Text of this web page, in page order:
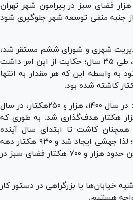
با اشاره به مصوبه سال ۶۵ ادامه داد: بنا بر این مصوبه، باید ۵ هزار فضای سبز در پیرامون شهر تهران
جنبه منفی توسعه شهر جلوگیری شود
قریب به ۴۴ هزار هکتار فضای سبز تا سال ۱۴۰۰ که مدیریت شهری و شورای ششم مستقر شد،
پرداخت و گفت: این میزان فضای سبز از ابتدای سال ۶۵ تا سال ۱۴۰۰، طی ۳۵ سال؛ حکایت از این امر داشت
در دهه نود به واسطه این که هر مقدار به انتها
وی با اشاره اولویت قرار دادن توسعه فضای سبز از سال ۱۴۰۰ بیان کرد: در سال ۱۴۰۰، هزار و ۲۵۰‌هکتار، در سال
هزار و ۵۰۰ هکتار، سال گذشته ۲ هزار هکتار و امسال نیز ۳ هزار هکتار هدف‌گذاری شد. به طوری که
سبز افتتاح شد. همچنان کاشت تا ابتدای سال آینده
ادامه‌خواهد داشت و عملا ۳ هزار هکتار نیز امسال کاشته خواهد شد؛ لذا جهشی ایجاد شد و ۹۳۰ هکتار دهه
نود به هزار و ۷۰۰‌هکتار تبدیل شد، به این صورت که ما سالانه میانگین حدود هزار و ۷۰۰ هکتار فضای سبز در
خیابان‌ها یا بزرگراهی در دستور کار
هستیم.